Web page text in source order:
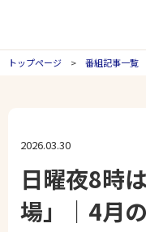
トップページ 番組記事一覧
2026.03.30
日曜夜8時
場」｜4月